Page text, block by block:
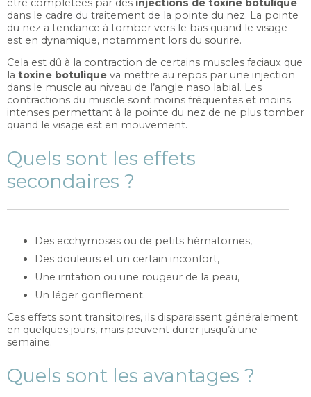
être complétées par des injections de toxine botulique
dans le cadre du traitement de la pointe du nez. La pointe
du nez a tendance à tomber vers le bas quand le visage
est en dynamique, notamment lors du sourire.
Cela est dû à la contraction de certains muscles faciaux que
la toxine botulique va mettre au repos par une injection
dans le muscle au niveau de l’angle naso labial. Les
contractions du muscle sont moins fréquentes et moins
intenses permettant à la pointe du nez de ne plus tomber
quand le visage est en mouvement.
Quels sont les effets
secondaires ?
Des ecchymoses ou de petits hématomes,
Des douleurs et un certain inconfort,
Une irritation ou une rougeur de la peau,
Un léger gonflement.
Ces effets sont transitoires, ils disparaissent généralement
en quelques jours, mais peuvent durer jusqu’à une
semaine.
Quels sont les avantages ?